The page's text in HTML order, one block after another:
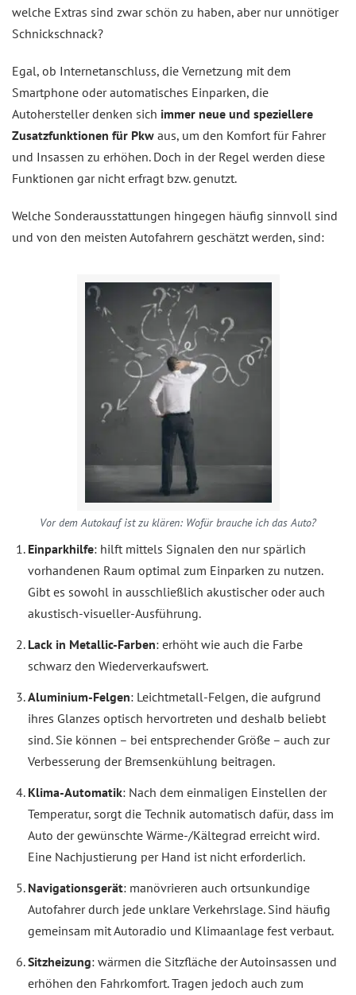
welche Extras sind zwar schön zu haben, aber nur unnötiger
Schnickschnack?
Egal, ob Internetanschluss, die Vernetzung mit dem
Smartphone oder automatisches Einparken, die
Autohersteller denken sich immer neue und speziellere
Zusatzfunktionen für Pkw aus, um den Komfort für Fahrer
und Insassen zu erhöhen. Doch in der Regel werden diese
Funktionen gar nicht erfragt bzw. genutzt.
Welche Sonderausstattungen hingegen häufig sinnvoll sind
und von den meisten Autofahrern geschätzt werden, sind:
Vor dem Autokauf ist zu klären: Wofür brauche ich das Auto?
Einparkhilfe: hilft mittels Signalen den nur spärlich
vorhandenen Raum optimal zum Einparken zu nutzen.
Gibt es sowohl in ausschließlich akustischer oder auch
akustisch-visueller-Ausführung.
Lack in Metallic-Farben: erhöht wie auch die Farbe
schwarz den Wiederverkaufswert.
Aluminium-Felgen: Leichtmetall-Felgen, die aufgrund
ihres Glanzes optisch hervortreten und deshalb beliebt
sind. Sie können – bei entsprechender Größe – auch zur
Verbesserung der Bremsenkühlung beitragen.
Klima-Automatik: Nach dem einmaligen Einstellen der
Temperatur, sorgt die Technik automatisch dafür, dass im
Auto der gewünschte Wärme-/Kältegrad erreicht wird.
Eine Nachjustierung per Hand ist nicht erforderlich.
Navigationsgerät: manövrieren auch ortsunkundige
Autofahrer durch jede unklare Verkehrslage. Sind häufig
gemeinsam mit Autoradio und Klimaanlage fest verbaut.
Sitzheizung: wärmen die Sitzfläche der Autoinsassen und
erhöhen den Fahrkomfort. Tragen jedoch auch zum